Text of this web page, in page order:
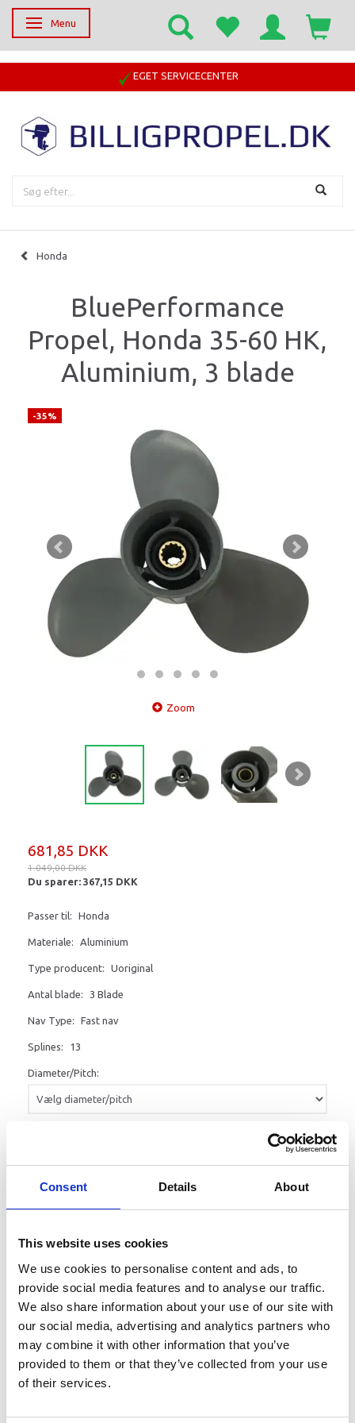
Consent Details About
This website uses cookies
We use cookies to personalise content and ads, to
provide social media features and to analyse our traffic.
We also share information about your use of our site with
our social media, advertising and analytics partners who
may combine it with other information that you’ve
provided to them or that they’ve collected from your use
of their services.
Skifte navigation
Menu
EGET SERVICECENTER
Honda
BluePerformance
Propel, Honda 35-60 HK,
Aluminium, 3 blade
-35%
Zoom
681,85 DKK
1.049,00 DKK
Du sparer: 367,15 DKK
Passer til: Honda
Materiale: Aluminium
Type producent: Uoriginal
Antal blade: 3 Blade
Nav Type: Fast nav
Splines: 13
Diameter/Pitch:
BluePerformance Propel, Honda 35-60 HK, Aluminium, 3 Blade
Vælg størrelse:
11 3/8" x 12" (Originalt varenummer er 59130-ZV5-012AH)
11 1/8" x 14" (Originalt varenummer er 59130-ZV5-014AH)
13 stråler på akslen.
Propel lavet i højkvalitets aluminium - både primet og malet -
holder i mange tilfælde længere end den originale propel.
Bemærk, at følgende propeller i disse størrelser kun fås i hvid og
ikke i grå/sort som vist på billedet:
11 5/8" x 11"